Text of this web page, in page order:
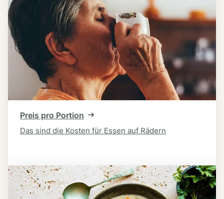
Preis pro Portion
Das sind die Kosten für Essen auf Rädern